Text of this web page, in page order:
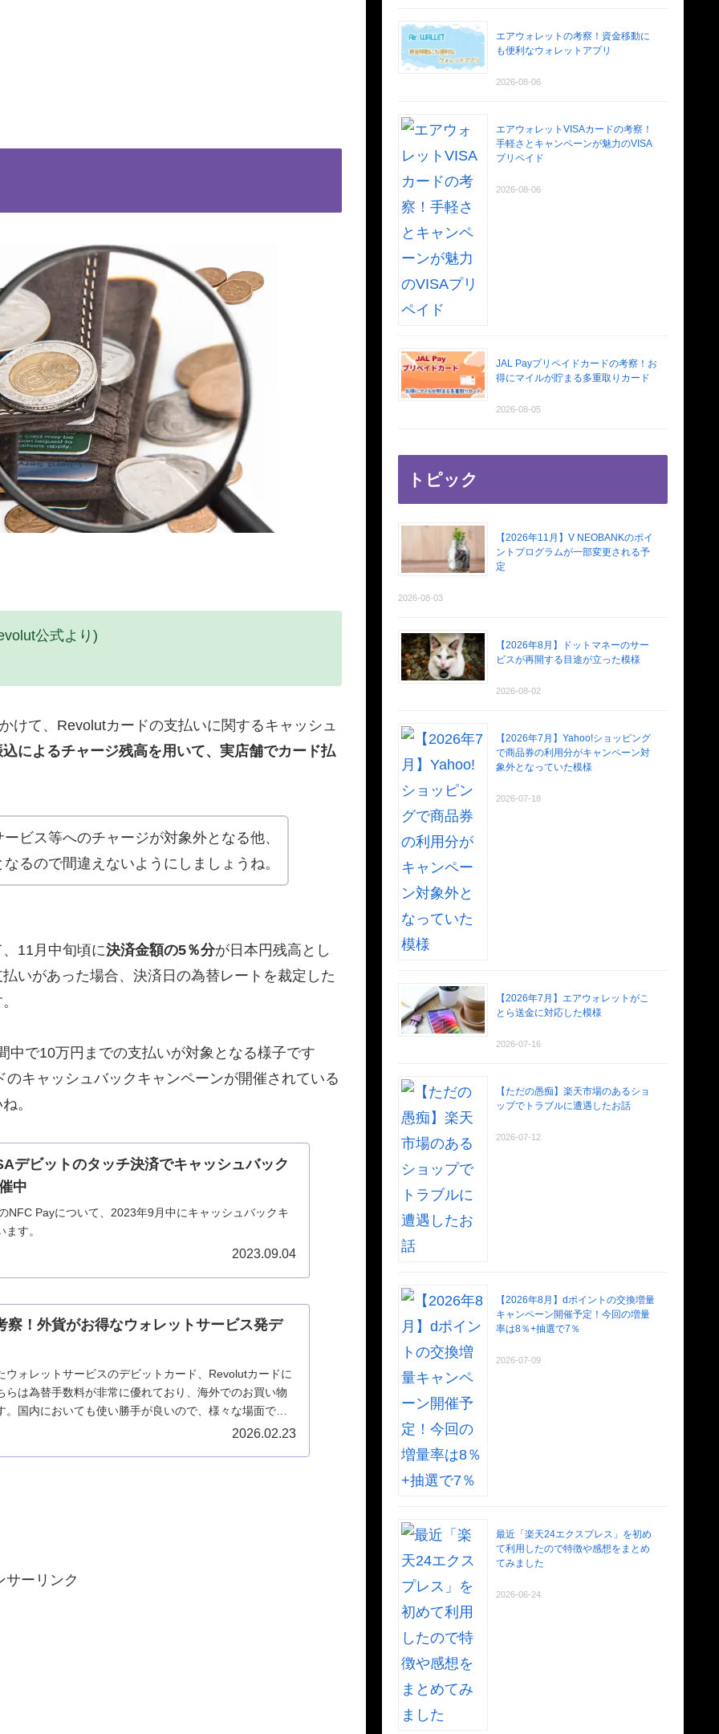
公式より)
けて、Revolutカードの支払いに関するキャッシュ
によるチャージ残高を用いて、実店舗でカード払
ビス等へのチャージが対象外となる他、
るので間違えないようにしましょうね。
11月中旬頃に決済金額の5％分が日本円残高とし
いがあった場合、決済日の為替レートを裁定した
中で10万円までの支払いが対象となる様子です
キャッシュバックキャンペーンが開催されている
。
デビットのタッチ決済でキャッシュバック
中
NFC Payについて、2023年9月中にキャッシュバックキ
す。
2023.09.04
！外貨がお得なウォレットサービス発デ
ウォレットサービスのデビットカード、Revolutカードに
らは為替手数料が非常に優れており、海外でのお買い物
国内においても使い勝手が良いので、様々な場面で活
カードについて考察していきましょう。2026.02.23
サーリンク
エアウォレットの考察！資金移動に
も便利なウォレットアプリ
2026-08-06
エアウォレットVISAカードの考察！
手軽さとキャンペーンが魅力のVISA
プリペイド
2026-08-06
JAL Payプリペイドカードの考察！お
得にマイルが貯まる多重取りカード
2026-08-05
トピック
【2026年11月】V NEOBANKのポイ
ントプログラムが一部変更される予
定
2026-08-03
【2026年8月】ドットマネーのサー
ビスが再開する目途が立った模様
2026-08-02
【2026年7月】Yahoo!ショッピング
で商品券の利用分がキャンペーン対
象外となっていた模様
2026-07-18
【2026年7月】エアウォレットがこ
とら送金に対応した模様
2026-07-16
【ただの愚痴】楽天市場のあるショ
ップでトラブルに遭遇したお話
2026-07-12
【2026年8月】dポイントの交換増量
キャンペーン開催予定！今回の増量
率は8％+抽選で7％
2026-07-09
最近「楽天24エクスプレス」を初め
て利用したので特徴や感想をまとめ
てみました
2026-06-24